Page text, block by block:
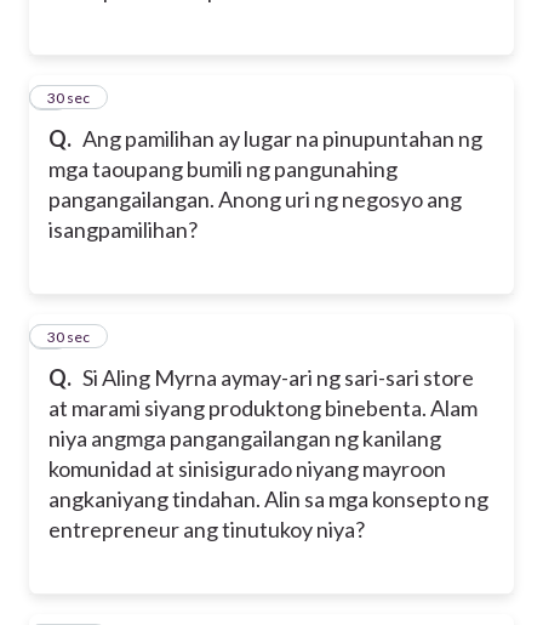
Q. Ang pamilihan ay lugar na pinupuntahan ng
mga taoupang bumili ng pangunahing
pangangailangan. Anong uri ng negosyo ang
isangpamilihan?
2
30 sec
Q. Si Aling Myrna aymay-ari ng sari-sari store
at marami siyang produktong binebenta. Alam
niya angmga pangangailangan ng kanilang
komunidad at sinisigurado niyang mayroon
angkaniyang tindahan. Alin sa mga konsepto ng
entrepreneur ang tinutukoy niya?
3
30 sec